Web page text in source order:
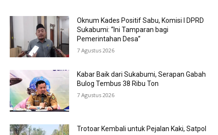
Oknum Kades Positif Sabu, Komisi I DPRD
Sukabumi: “Ini Tamparan bagi
Pemerintahan Desa”
7 Agustus 2026
Kabar Baik dari Sukabumi, Serapan Gabah
Bulog Tembus 38 Ribu Ton
7 Agustus 2026
Trotoar Kembali untuk Pejalan Kaki, Satpol